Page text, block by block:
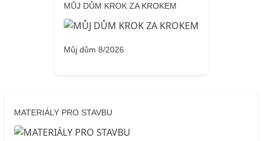
MŮJ DŮM KROK ZA KROKEM
Můj dům 8/2026
MATERIÁLY PRO STAVBU